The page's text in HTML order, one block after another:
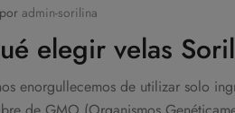
por admin-sorilina
elegir velas
enorgullecemos de utilizar solo